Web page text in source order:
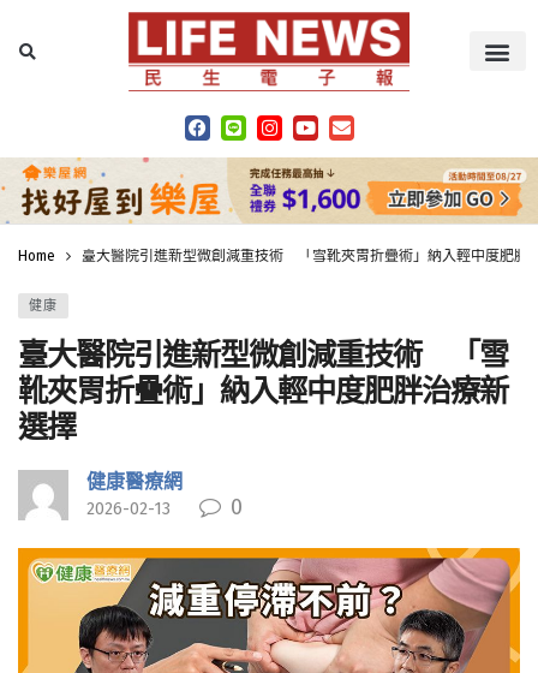
Home 臺大醫院引進新型微創減重技術 「雪靴夾胃折疊術」納入輕中度肥胖
健康
臺大醫院引進新型微創減重技術 「雪
靴夾胃折疊術」納入輕中度肥胖治療新
選擇
健康醫療網
2026-02-13 0